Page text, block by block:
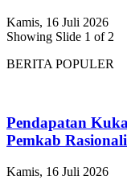
Kamis, 16 Juli 2026
Showing Slide 1 of 2
BERITA POPULER
Pendapatan
Pemkab
Kamis, 16 Juli 2026